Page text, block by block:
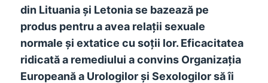
din Lituania și Letonia se bazează pe
produs pentru a avea relații sexuale
normale și extatice cu soții lor. Eficacitatea
ridicată a remediului a convins Organizația
Europeană a Urologilor și Sexologilor să îi